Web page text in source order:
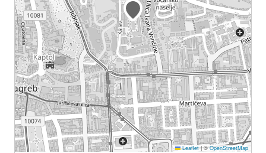
Leaflet |©OpenStreetMap